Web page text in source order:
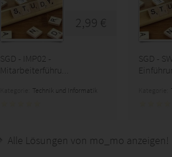
2,99 €
SGD - IMP02 -
Mitarbeiterführu...
Technik und Informatik
SGD -
Alle Lösungen von mo_mo anzeigen!